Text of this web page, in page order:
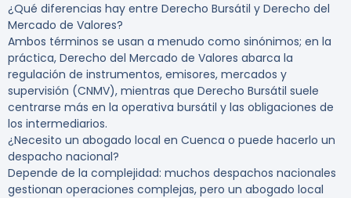
¿Qué diferencias hay entre Derecho Bursátil y Derecho del
Mercado de Valores?
Ambos términos se usan a menudo como sinónimos; en la
práctica, Derecho del Mercado de Valores abarca la
regulación de instrumentos, emisores, mercados y
supervisión (CNMV), mientras que Derecho Bursátil suele
centrarse más en la operativa bursátil y las obligaciones de
los intermediarios.
¿Necesito un abogado local en Cuenca o puede hacerlo un
despacho nacional?
Depende de la complejidad: muchos despachos nacionales
gestionan operaciones complejas, pero un abogado local